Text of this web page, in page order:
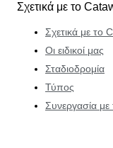
Σχετικά με το
Σχετικά με το
Οι ειδικοί μας
Σταδιοδρομία
Τύπος
Συνεργασία